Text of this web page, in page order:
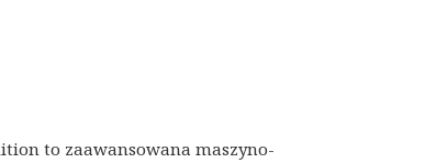
to zaawansowana maszyno-